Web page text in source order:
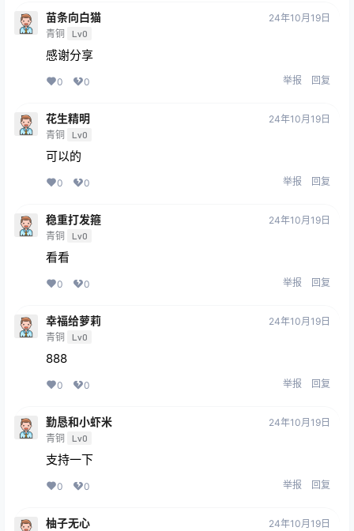
苗条向白猫
青铜 Lv0
24年10月19日
感谢分享
0 0 举报 回复
花生精明
青铜 Lv0
24年10月19日
可以的
0 0 举报 回复
稳重打发箍
青铜 Lv0
24年10月19日
看看
0 0 举报 回复
幸福给萝莉
青铜 Lv0
24年10月19日
888
0 0 举报 回复
勤恳和小虾米
青铜 Lv0
24年10月19日
支持一下
0 0 举报 回复
柚子无心 24年10月19日